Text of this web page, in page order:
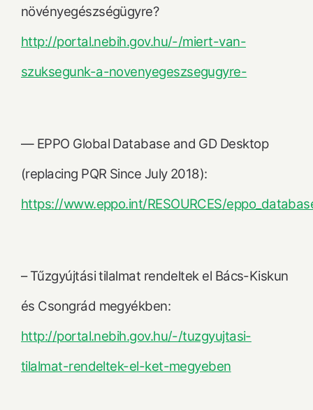
növényegészségügyre?
http://portal.nebih.gov.hu/-/miert-van-
szuksegunk-a-novenyegeszsegugyre-
— EPPO Global Database and GD Desktop
(replacing PQR Since July 2018):
https://www.eppo.int/RESOURCES/
– Tűzgyújtási tilalmat rendeltek el Bács-Kiskun
és Csongrád megyékben:
http://portal.nebih.gov.hu/-/tuzgyujtasi-
tilalmat-rendeltek-el-ket-megyeben